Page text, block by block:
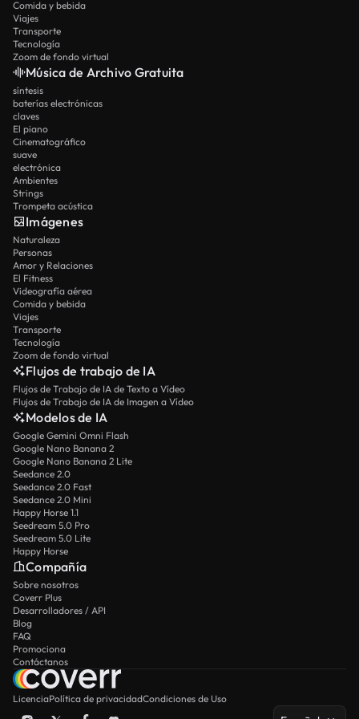
Comida y bebida
Viajes
Transporte
Tecnología
Zoom de fondo virtual
Música de Archivo Gratuita
síntesis
baterías electrónicas
claves
El piano
Cinematográfico
suave
electrónica
Ambientes
Strings
Trompeta acústica
Imágenes
Naturaleza
Personas
Amor y Relaciones
El Fitness
Videografía aérea
Comida y bebida
Viajes
Transporte
Tecnología
Zoom de fondo virtual
Flujos de trabajo de IA
Flujos de Trabajo de IA de Texto a Vídeo
Flujos de Trabajo de IA de Imagen a Vídeo
Modelos de IA
Google Gemini Omni Flash
Google Nano Banana 2
Google Nano Banana 2 Lite
Seedance 2.0
Seedance 2.0 Fast
Seedance 2.0 Mini
Happy Horse 1.1
Seedream 5.0 Pro
Seedream 5.0 Lite
Happy Horse
Compañía
Sobre nosotros
Coverr Plus
Desarrolladores / API
Blog
FAQ
Promociona
Contáctanos
LicenciaPolítica de privacidadCondiciones de Uso